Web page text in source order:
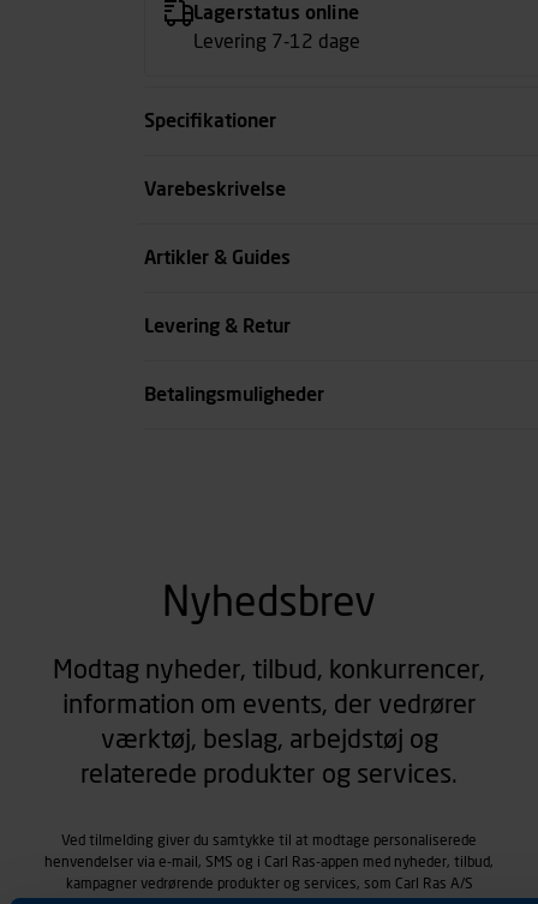
Lagerstatus online
Levering 7-12 dage
Specifikationer
Størrelse
Varebeskrivelse
Artikler & Guides
Levering & Retur
Betalingsmuligheder
Nyhedsbrev
Modtag nyheder, tilbud, konkurrencer,
information om events, der vedrører
værktøj, beslag, arbejdstøj og
relaterede produkter og services.
Ved tilmelding giver du samtykke til at modtage personaliserede
henvendelser via e-mail, SMS og i Carl Ras-appen med nyheder, tilbud,
kampagner vedrørende produkter og services, som Carl Ras A/S